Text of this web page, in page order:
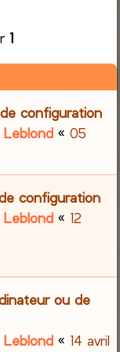
r
c
1
configuration
«05
configuration
« 12
ou de
« 14 avril